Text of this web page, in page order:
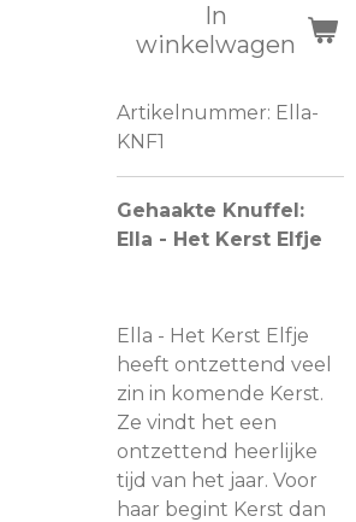
In
winkelwagen
Artikelnummer: Ella-
KNF1
Gehaakte Knuffel:
Ella - Het Kerst Elfje
Ella - Het Kerst Elfje
heeft ontzettend veel
zin in komende Kerst.
Ze vindt het een
ontzettend heerlijke
tijd van het jaar. Voor
haar begint Kerst dan